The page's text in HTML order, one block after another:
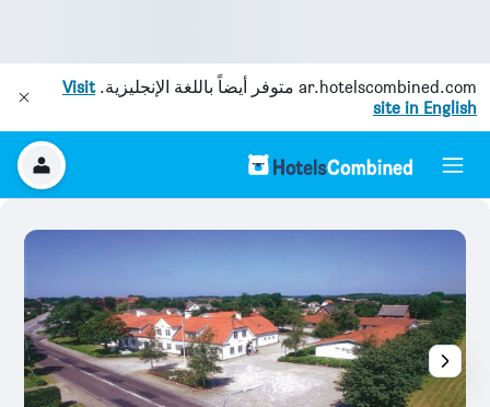
ar.hotelscombined.com متوفر أيضاً باللغة الإنجليزية.Visit
site in English